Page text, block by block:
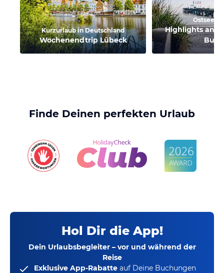
Kurzurlaub in Deutschland
Wochenendtrip Lübeck
Ostsee-
Highlights an
Finde Deinen perfekten Urlaub
Hol Dir die App!
Dein Urlaubsbegleiter – vor und während der
Reise
Exklusive App-Rabatte auf Deine Buchungen